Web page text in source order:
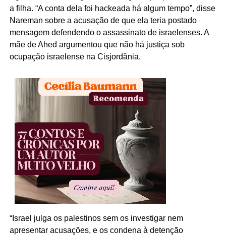
a filha. “A conta dela foi hackeada há algum tempo”, disse
Nareman sobre a acusação de que ela teria postado
mensagem defendendo o assassinato de israelenses. A
mãe de Ahed argumentou que não há justiça sob
ocupação israelense na Cisjordânia.
“Israel julga os palestinos sem os investigar nem
apresentar acusações, e os condena à detenção